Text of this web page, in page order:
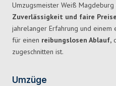
Umzugsmeister Weiß
Zuverlässigkeit und faire Preise
jahrelanger Erfahrung und
für einen reibungslosen Ablauf,
zugeschnitten ist.
Umzüge